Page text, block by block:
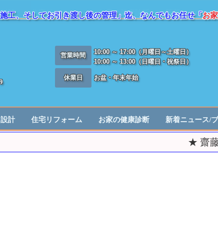
施工、そしてお引き渡し後の管理」迄、なんでもお任せ「お
営業時間
10:00 ～ 17:00（月曜日～土曜日）
10:00 ～ 13:00（日曜日・祝祭日）
休業日 お盆・年末年始
計 住宅リフォーム お家の健康診断 新着ニュース/
お約束